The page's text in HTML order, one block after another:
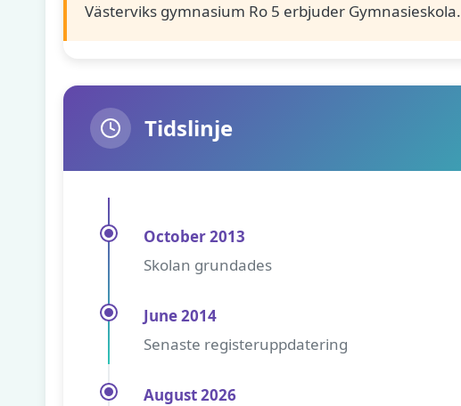
Västerviks gymnasium Ro 5 erbjuder Gymnasieskola.
Tidslinje
October 2013
Skolan grundades
June 2014
Senaste registeruppdatering
August 2026